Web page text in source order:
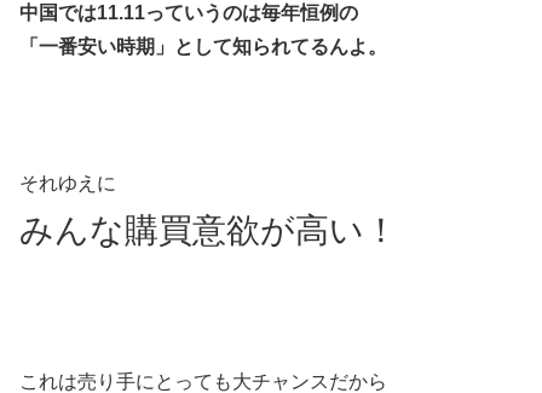
中国では11.11っていうのは毎年恒例の
「一番安い時期」として知られてるんよ。
それゆえに
みんな購買意欲が高い！
これは売り手にとっても大チャンスだから